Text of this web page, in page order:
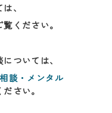
、
覧ください。
ついては、
談・メンタル
さい。